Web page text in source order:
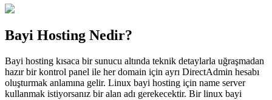
Bayi Hosting Nedir?
Bayi hosting kısaca bir sunucu altında teknik detaylarla uğraşmadan
hazır bir kontrol panel ile her domain için ayrı DirectAdmin hesabı
oluşturmak anlamına gelir. Linux bayi hosting için name server
kullanmak istiyorsanız bir alan adı gerekecektir. Bir linux bayi